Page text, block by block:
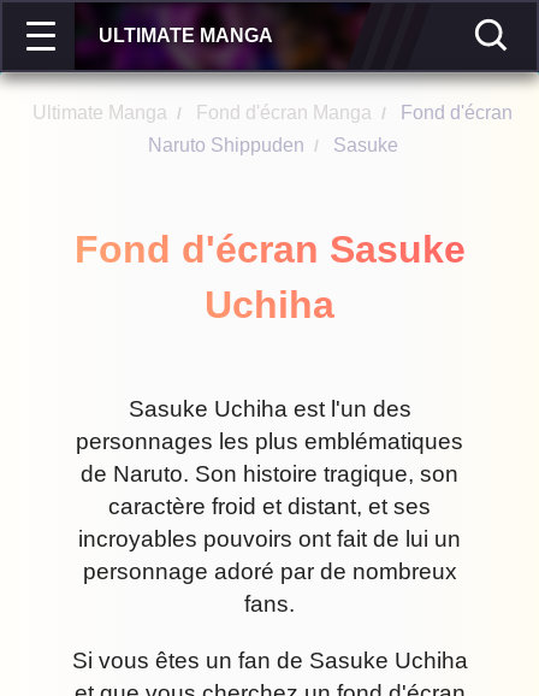
ULTIMATE MANGA
Ultimate Manga / Fond d'écran Manga /
Fond d'écran
Naruto Shippuden
/ Sasuke
Fond d'écran Sasuke
Uchiha
Sasuke Uchiha est l'un des
personnages les plus emblématiques
de Naruto. Son histoire tragique, son
caractère froid et distant, et ses
incroyables pouvoirs ont fait de lui un
personnage adoré par de nombreux
fans.
Si vous êtes un fan de Sasuke Uchiha